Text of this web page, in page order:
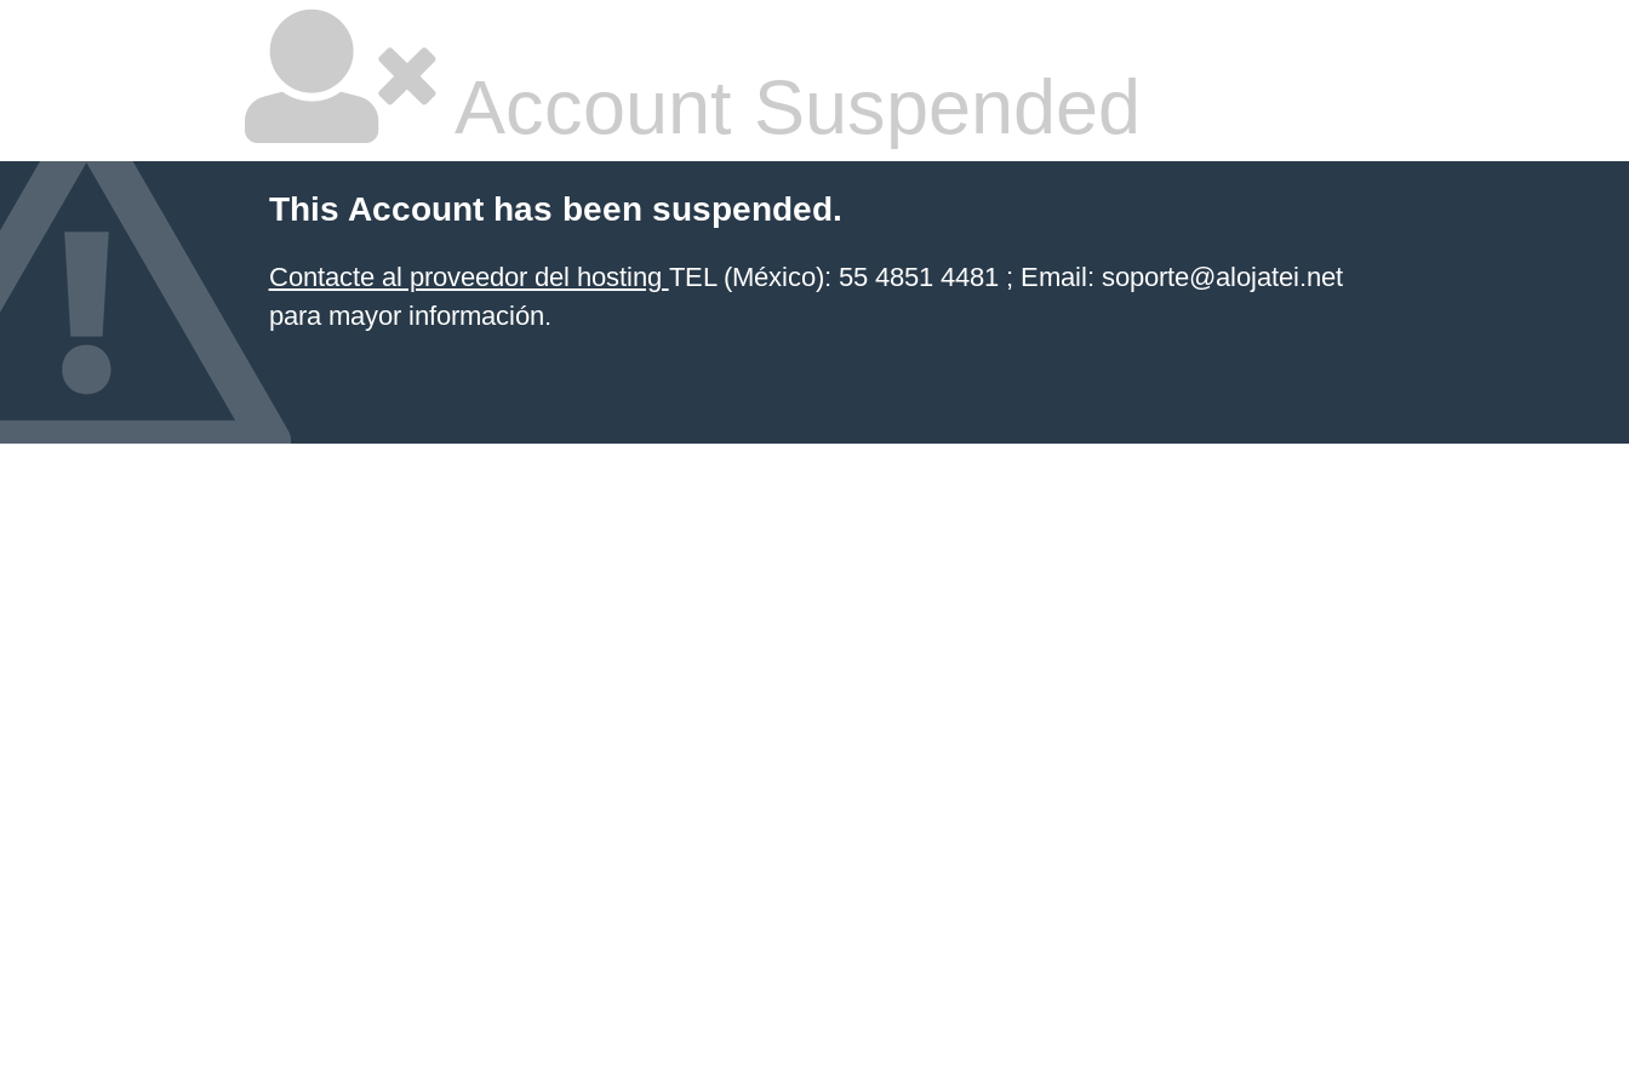
Account Suspended
This Account has been suspended.
Contacte al proveedor del hosting TEL (México): 55 4851 4481 ; Email: soporte@alojatei.net
para mayor información.